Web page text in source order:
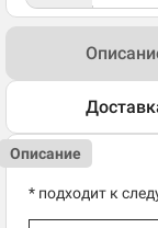
Описание
* подходит к